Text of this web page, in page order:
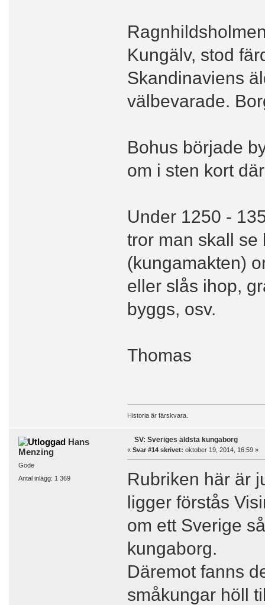
Kungälv, stod
Skandinaviens
välbevarade.
Bohus började
om i sten kort
Under 1250 -
tror man skall se
(kungamakten)
eller slås ihop,
byggs, osv.
Thomas
Historia är färskvara.
Hans
Menzing
Gode
Antal inlägg: 1 369
SV: Sveriges äldsta kungaborg
« Svar #14 skrivet: oktober 19, 2014, 16:59 »
Rubriken här är
ligger förstås
om ett Sverige
kungaborg.
Däremot fanns
småkungar höll